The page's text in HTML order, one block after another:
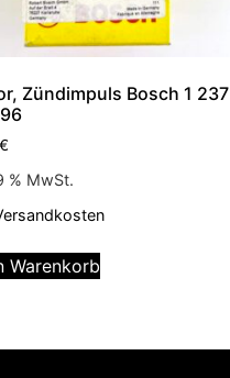
Zündimpuls Bosch 1 237
€
% MwSt.
Warenkorb